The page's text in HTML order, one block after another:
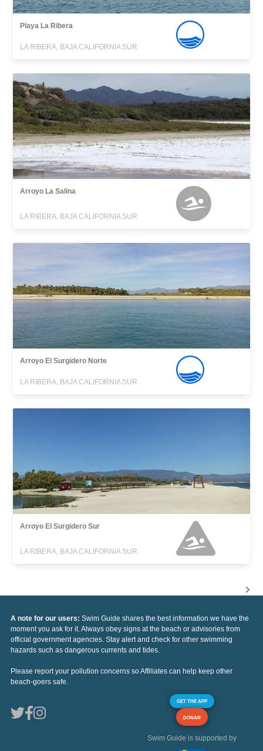
Playa La Ribera
LA RIBERA, BAJA CALIFORNIA SUR
Arroyo La Salina
LA RIBERA, BAJA CALIFORNIA SUR
Arroyo El Surgidero Norte
LA RIBERA, BAJA CALIFORNIA SUR
Arroyo El Surgidero Sur
LA RIBERA, BAJA CALIFORNIA SUR
A note for our users: Swim Guide shares the best information we have the
moment you ask for it. Always obey signs at the beach or advisories from
official government agencies. Stay alert and check for other swimming
hazards such as dangerous currents and tides.
Please report your pollution concerns so Affiliates can help keep other
beach-goers safe.
GET THE APP
DONAR
Swim Guide is supported by